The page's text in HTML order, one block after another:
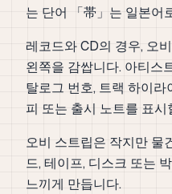
는 단어 「帯」는 일본어
레코드와 CD의 경우, 오
왼쪽을 감쌉니다. 아티스
탈로그 번호, 트랙 하이
피 또는 출시 노트를 표시
오비 스트립은 작지만 물
드, 테이프, 디스크 또는
느끼게 만듭니다.